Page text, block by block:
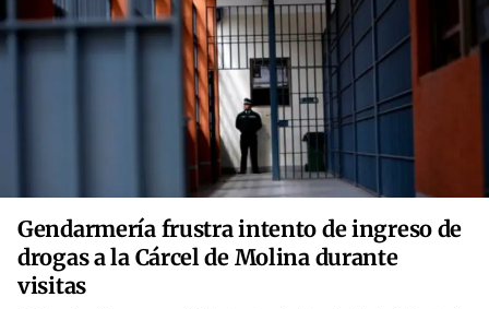
Gendarmería frustra intento de ingreso de
drogas a la Cárcel de Molina durante
visitas